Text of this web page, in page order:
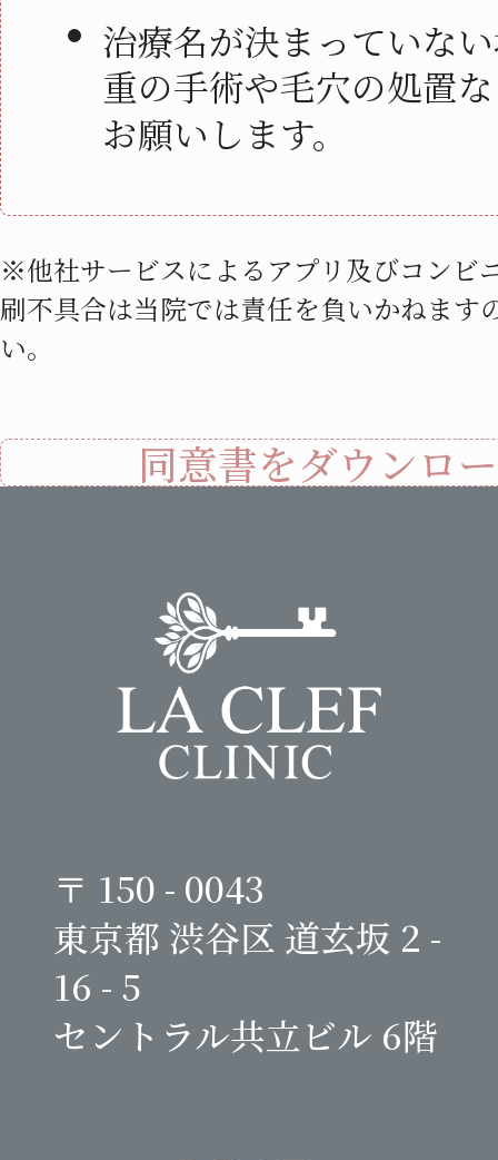
治療名が決まっていな
重の手術や毛穴の処置
お願いします。
※他社サービスによるアプリ及びコンビ
刷不具合は当院では責任を負いかねます
い。
同意書をダウンロ
〒 150 - 0043
東京都 渋谷区 道玄坂 2 -
16 - 5
セントラル共立ビル 6階